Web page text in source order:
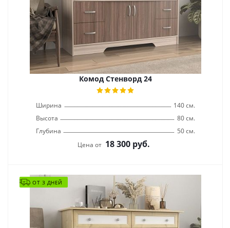
Комод Стенворд 24
Ширина
140 см.
Высота
80 см.
Глубина
50 см.
Цена от 18 300 руб.
ОТ 3 ДНЕЙ